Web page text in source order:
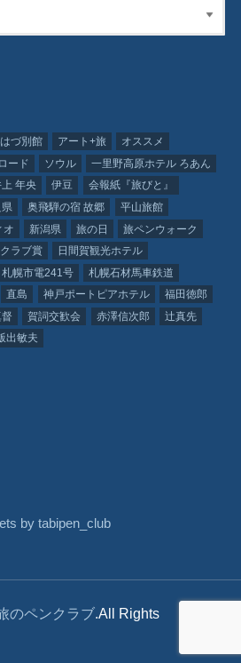
はづ別館 アート+旅
オススメ
ード ソウル
一里野高原ホテル ろあん
上 年央 伊豆
会報紙『旅びと』
奥飛騨の宿 故郷
平山旅館
オ
新潟県 旅の日
旅ペンウォーク
ラブ賞
日間賀観光ホテル
札幌市電241号
札幌石材馬車鉄道
直島 神戸ポートピアホテル
福田徳郎
賀詞交歓会 赤澤信次郎
辻真先
出敏夫
by tabipen_club
のペンクラブ.All Rights